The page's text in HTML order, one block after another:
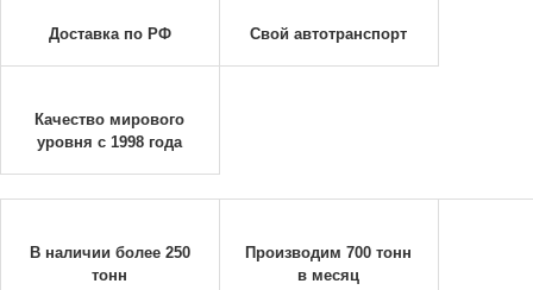
Доставка по РФ Свой автотранспорт
Качество мирового
уровня с 1998 года
В наличии более 250
тонн
Производим 700 тонн
в месяц